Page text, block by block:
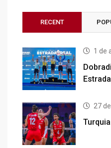
RECENT
1 de
27